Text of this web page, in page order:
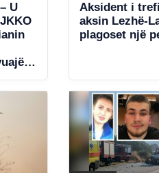
U
Aksident i
aksin Lezhë-
plagoset një